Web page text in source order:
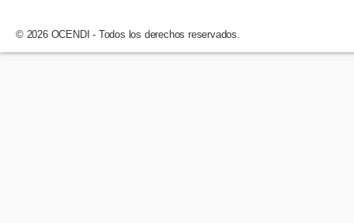
© 2026 OCENDI - Todos los derechos reservados.